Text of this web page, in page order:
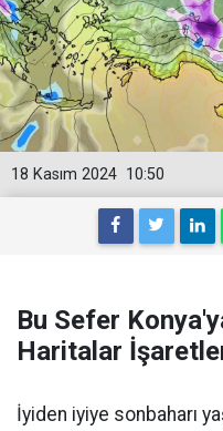
10:50
18 Kasım 2024
Bu Sefer
Haritalar
İyiden iyiye sonbaharı